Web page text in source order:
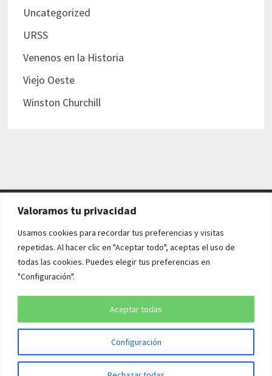
Valoramos tu privacidad
Usamos cookies para recordar tus preferencias y visitas
repetidas. Al hacer clic en "Aceptar todo", aceptas el uso de
todas las cookies. Puedes elegir tus preferencias en
"Configuración".
Configuración
Aceptar todas
Uncategorized
URSS
Venenos en la Historia
Viejo Oeste
Winston Churchill
AVISO LEGAL Y POLÍTICAS
Aviso legal
Política de cookies
Copyright © 2026¡QUÉ HISTORIA!. Funciona conWordPressy